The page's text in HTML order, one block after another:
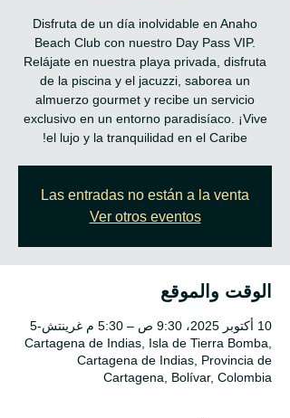
Disfruta de un día inolvidable en Anaho
Beach Club con nuestro Day Pass VIP.
Relájate en nuestra playa privada, disfruta
de la piscina y el jacuzzi, saborea un
almuerzo gourmet y recibe un servicio
exclusivo en un entorno paradisíaco. ¡Vive
el lujo y la tranquilidad en el Caribe!
Las entradas no están a la venta
Ver otros eventos
الوقت والموقع
10 أكتوبر 2025، 9:30 ص – 5:30 م غرينتش-5
Cartagena de Indias, Isla de Tierra Bomba,
Cartagena de Indias, Provincia de
Cartagena, Bolívar, Colombia